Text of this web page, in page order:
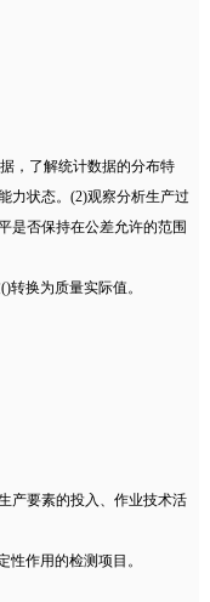
，了解统计数据的分布特
力状态。(2)观察分析生产过
是否保持在公差允许的范围
换为质量实际值。
产要素的投入、作业技术活
作用的检测项目。